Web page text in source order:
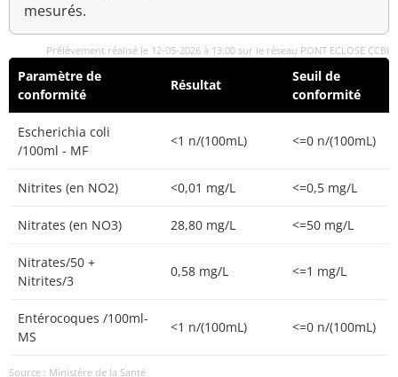
mesurés.
Prélèvement réalisé le 12-05-2026 à 13:00 sur le réseau PONT ECLOSE CCBI
Paramètre de
conformité
Résultat
Seuil de
conformité
Escherichia coli
/100ml - MF
<1 n/(100mL) <=0 n/(100mL)
Nitrites (en NO2) <0,01 mg/L <=0,5 mg/L
Nitrates (en NO3) 28,80 mg/L <=50 mg/L
Nitrates/50 +
Nitrites/3
0,58 mg/L <=1 mg/L
Entérocoques /100ml-
MS
<1 n/(100mL) <=0 n/(100mL)
Source : Ministère de la Santé